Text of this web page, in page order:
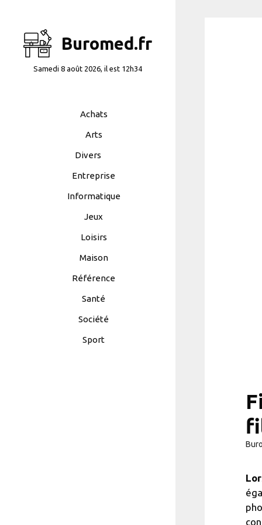
Buromed.fr
Achats
Arts
Divers
Entreprise
Informatique
Jeux
Loisirs
Maison
Référence
Santé
Société
Sport
Samedi 8 août 2026, il est 12h34